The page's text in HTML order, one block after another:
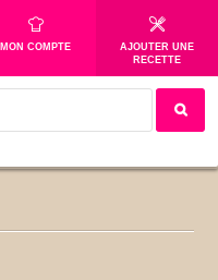
MON COMPTE
AJOUTER UNE
RECETTE